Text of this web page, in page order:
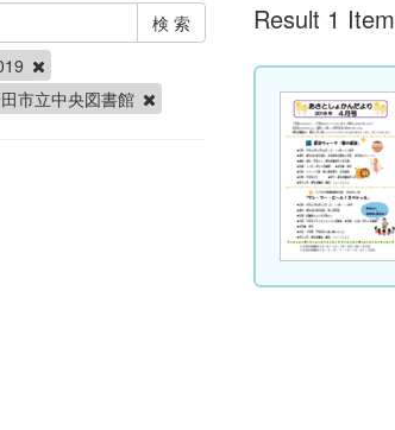
市立中央図書館
Result 1 Item